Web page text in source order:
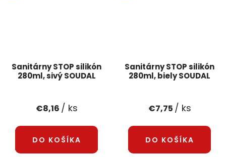
Sanitárny STOP silikón
280ml, sivý SOUDAL
€8,16 / ks
DO KOŠÍKA
Sanitárny STOP silikón
280ml, biely SOUDAL
€7,75 / ks
DO KOŠÍKA